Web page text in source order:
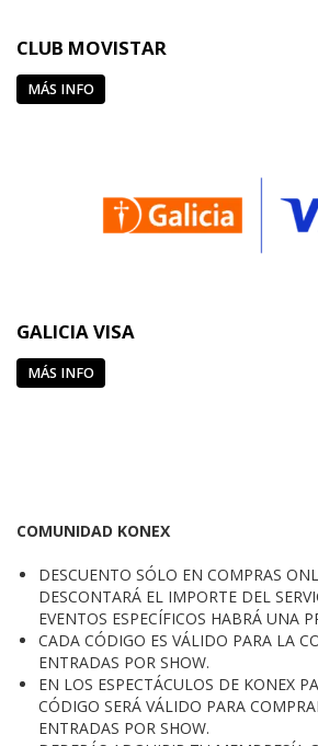
CLUB MOVISTAR
MÁS INFO
GALICIA VISA
MÁS INFO
COMUNIDAD KONEX
DESCUENTO SÓLO EN COMPRAS
DESCONTARÁ EL IMPORTE DEL
EVENTOS ESPECÍFICOS HABRÁ UNA
CADA CÓDIGO ES VÁLIDO PARA LA
ENTRADAS POR SHOW.
EN LOS ESPECTÁCULOS DE KONEX
CÓDIGO SERÁ VÁLIDO PARA
ENTRADAS POR SHOW.